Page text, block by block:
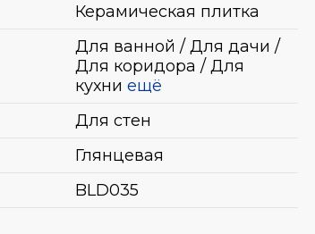
Керамическая плитка
Для ванной / Для дачи /
Для коридора / Для
кухни ещё
Для стен
Глянцевая
BLD035